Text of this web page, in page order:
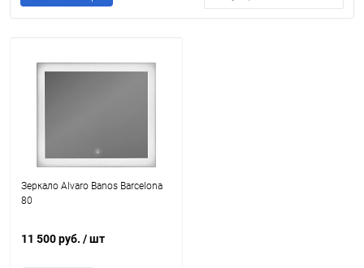
Зеркало Alvaro Banos Barcelona
80
11 500 руб. / шт